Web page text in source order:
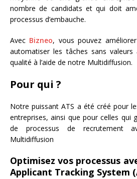
nombre de candidats et qui doit
processus d’embauche.
Avec Bizneo, vous pouvez
automatiser les tâches sans
qualité à l’aide de notre Multidiffusion.
Pour qui ?
Notre puissant ATS a été créé pour
entreprises, ainsi que pour celles qui
de processus de recrutement
Multidiffusion
Optimisez vos processus
Applicant Tracking System